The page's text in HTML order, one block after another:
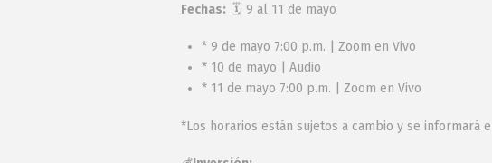
Fechas: 🗓 9 al 11 de mayo
* 9 de mayo 7:00 p.m. | Zoom en Vivo
* 10 de mayo | Audio
* 11 de mayo 7:00 p.m. | Zoom en Vivo
*Los horarios están sujetos a cambio y se informará